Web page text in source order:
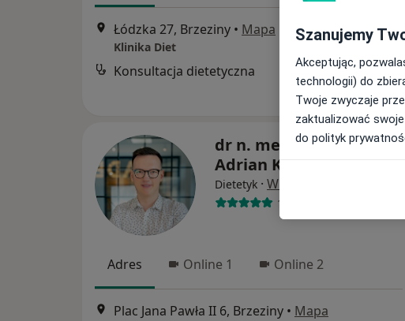
Łódzka 27, Brzeziny • Mapa
Klinika Diet
Konsultacja dietetyczna 190 zł
dr n. med. i n. o zdr.
Adrian Kwaśny
Dietetyk · Więcej
155 opinii
Adres Online 1 Online 2
Plac Jana Pawła II 6, Brzeziny • Mapa
Szanujemy
Akceptując,
technologii) do
Twoje zwyczaje
zaktualizować
do polityk